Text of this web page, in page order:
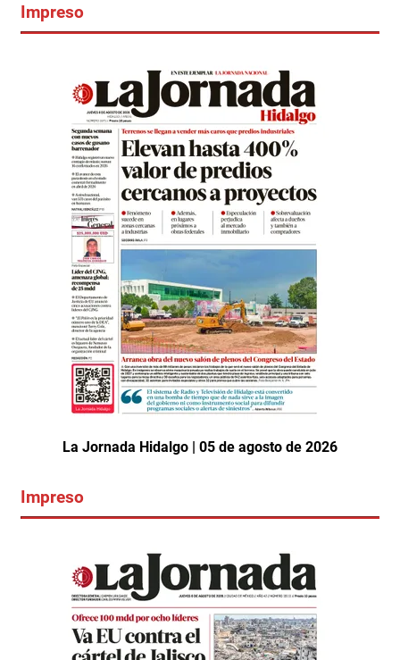
Impreso
La Jornada Hidalgo | 05 de agosto de 2026
Impreso